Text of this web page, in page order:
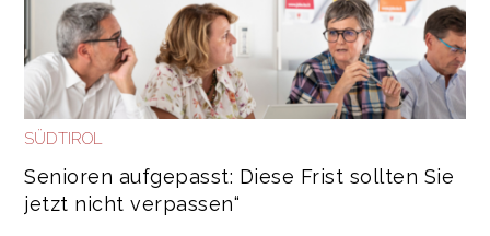
SÜDTIROL
Senioren aufgepasst: Diese Frist sollten Sie
jetzt nicht verpassen“